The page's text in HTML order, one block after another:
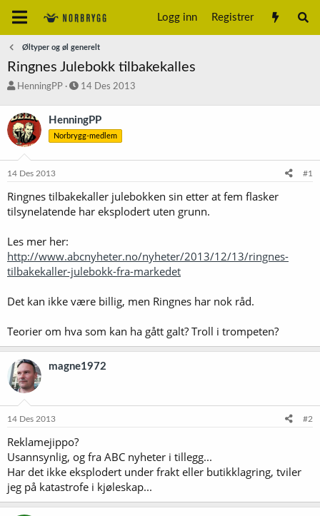
Logg inn Registrer
Øltyper og øl generelt
Ringnes Julebokk tilbakekalles
T
å
d
s
a
r
e
r
HenningPP
S
r
t
a
14 Des 2013
HenningPP
Norbrygg-medlem
14 Des 2013 #1
Ringnes tilbakekaller julebokken sin etter at fem flasker
tilsynelatende har eksplodert uten grunn.
Les mer her:
http://www.abcnyheter.no/nyheter/2013/12/13/ringnes-
tilbakekaller-julebokk-fra-markedet
Det kan ikke være billig, men Ringnes har nok råd.
Teorier om hva som kan ha gått galt? Troll i trompeten?
magne1972
14 Des 2013 #2
Reklamejippo?
Usannsynlig, og fra ABC nyheter i tillegg...
Har det ikke eksplodert under frakt eller butikklagring, tviler
jeg på katastrofe i kjøleskap...